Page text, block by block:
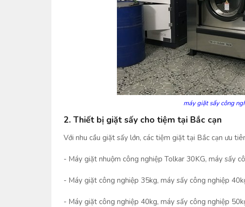
máy giặt sấy công
2. Thiết bị giặt sấy cho tiệm tại Bắc cạn
Với nhu cầu giặt sấy lớn, các tiệm giặt tại Bắc cạn ưu
- Máy giặt nhuộm công nghiệp Tolkar 30KG, máy sấy
- Máy giặt công nghiệp 35kg, máy sấy công nghiệp
- Máy giặt công nghiệp 40kg, máy sấy công nghiệp